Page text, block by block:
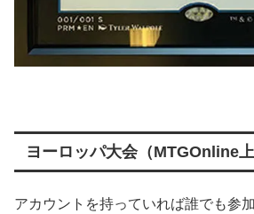
ヨーロッパ大会（MTGOnline上
アカウントを持っていれば誰でも参